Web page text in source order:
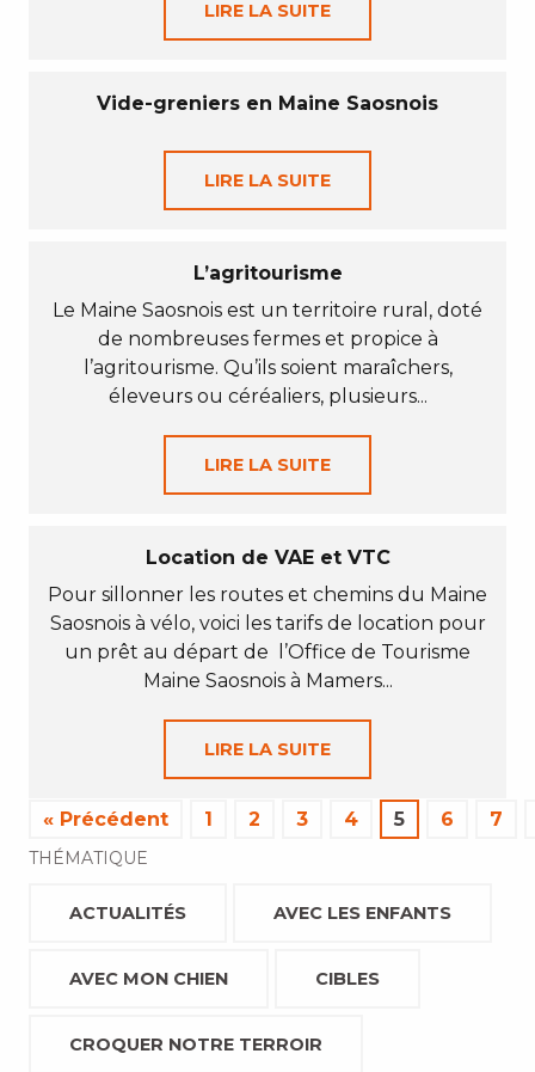
LIRE LA SUITE
Vide-greniers en Maine Saosnois
LIRE LA SUITE
L’agritourisme
Le Maine Saosnois est un territoire rural, doté
de nombreuses fermes et propice à
l’agritourisme. Qu’ils soient maraîchers,
éleveurs ou céréaliers, plusieurs...
LIRE LA SUITE
Location de VAE et VTC
Pour sillonner les routes et chemins du Maine
Saosnois à vélo, voici les tarifs de location pour
un prêt au départ de l’Office de Tourisme
Maine Saosnois à Mamers...
LIRE LA SUITE
« Précédent 1 2 3 4 5 6 7
THÉMATIQUE
ACTUALITÉS AVEC LES ENFANTS
AVEC MON CHIEN CIBLES
CROQUER NOTRE TERROIR